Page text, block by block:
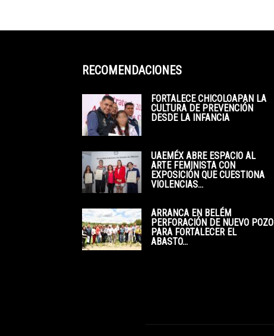
RECOMENDACIONES
FORTALECE CHICOLOAPAN LA
CULTURA DE PREVENCIÓN
DESDE LA INFANCIA
UAEMÉX ABRE ESPACIO AL
ARTE FEMINISTA CON
EXPOSICIÓN QUE CUESTIONA
VIOLENCIAS...
ARRANCA EN BELÉM
PERFORACIÓN DE NUEVO POZO
PARA FORTALECER EL
ABASTO...